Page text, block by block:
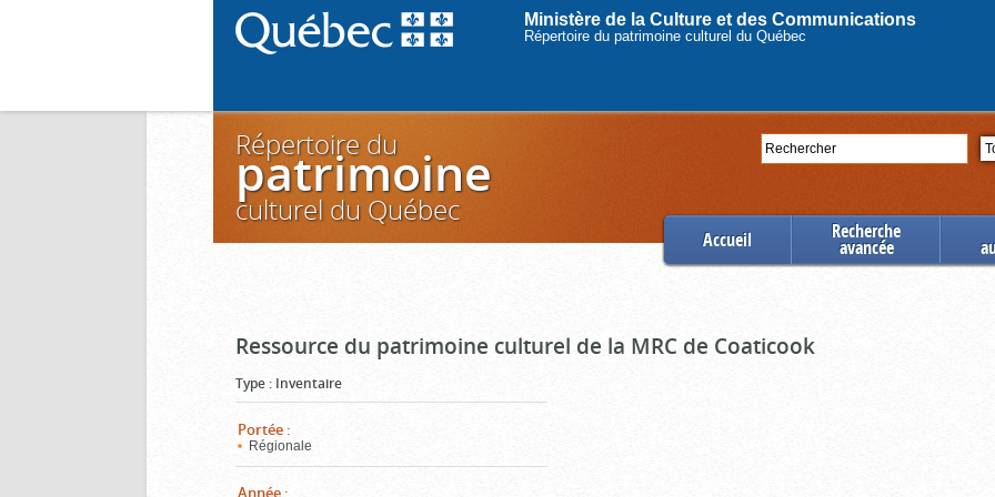
Ministère de la Culture et des Communications
Répertoire du patrimoine culturel du Québec
Rechercher
Répertoire du
patrimoine
culturel du Québec
Accueil Recherche
avancée
Ressource du patrimoine culturel de la MRC de Coaticook
Type : Inventaire
Portée :
Régionale